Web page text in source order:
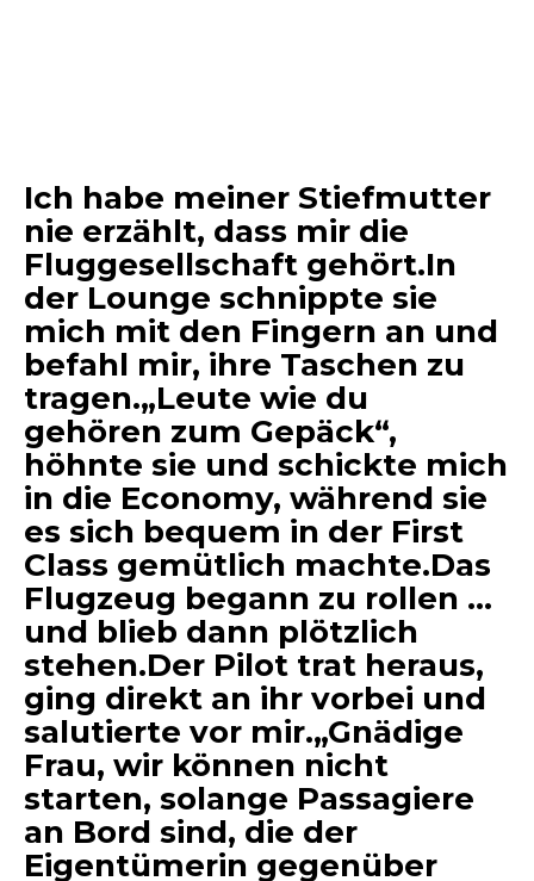
Ich habe meiner Stiefmutter
nie erzählt, dass mir die
Fluggesellschaft gehört.In
der Lounge schnippte sie
mich mit den Fingern an und
befahl mir, ihre Taschen zu
tragen.„Leute wie du
gehören zum Gepäck“,
höhnte sie und schickte mich
in die Economy, während sie
es sich bequem in der First
Class gemütlich machte.Das
Flugzeug begann zu rollen …
und blieb dann plötzlich
stehen.Der Pilot trat heraus,
ging direkt an ihr vorbei und
salutierte vor mir.„Gnädige
Frau, wir können nicht
starten, solange Passagiere
an Bord sind, die der
Eigentümerin gegenüber